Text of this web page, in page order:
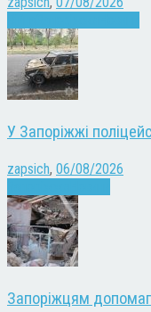
У Запоріжжі
zapsich, 06/08/2026
Запоріжцям